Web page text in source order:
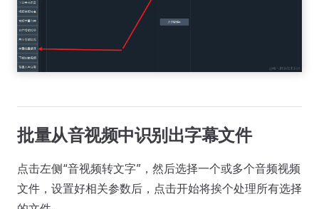
批量从音视频中识别出字幕文件
点击左侧“音视频转文字”，然后选择一个或多个音频视频
文件，设置好相关参数后，点击开始将挨个处理所有选择